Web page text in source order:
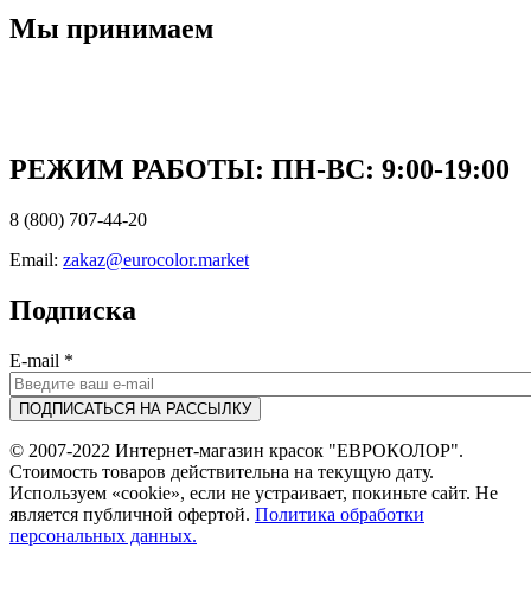
Мы принимаем
РЕЖИМ РАБОТЫ: ПН-ВC: 9:00-19:00
8 (800) 707-44-20
Email: zakaz@eurocolor.market
Подписка
E-mail *
© 2007-2022 Интернет-магазин красок "ЕВРОКОЛОР".
Стоимость товаров действительна на текущую дату.
Используем «cookie», если не устраивает, покиньте сайт. Не
является публичной офертой. Политика обработки
персональных данных.